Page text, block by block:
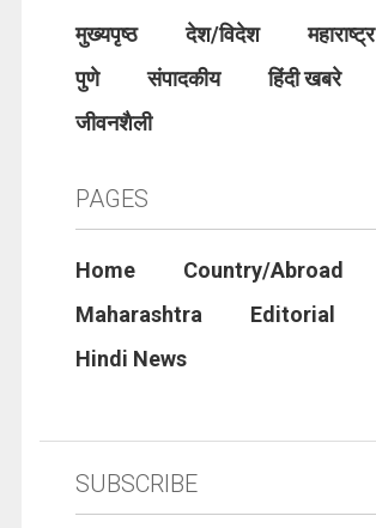
मुख्यपृष्ठ देश/विदेश
महाराष्ट्र
पुणे
संपादकीय
हिंदी खबरे
जीवनशैली
PAGES
Home
Country/Abroad
Maharashtra
Editorial
Hindi News
SUBSCRIBE